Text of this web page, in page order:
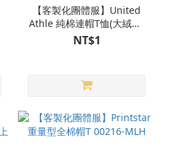
【客製化團體服】United
Athle 純棉連帽T恤(大絨布)
3521401
NT$1